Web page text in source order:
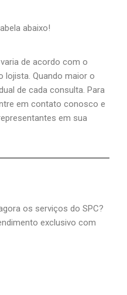
abaixo!
de acordo com o
lojista. Quando maior o
de cada consulta. Para
em contato conosco e
em sua
os serviços do SPC?
exclusivo com